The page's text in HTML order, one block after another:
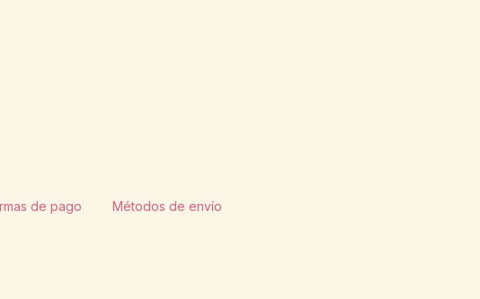
de pago Métodos de envío